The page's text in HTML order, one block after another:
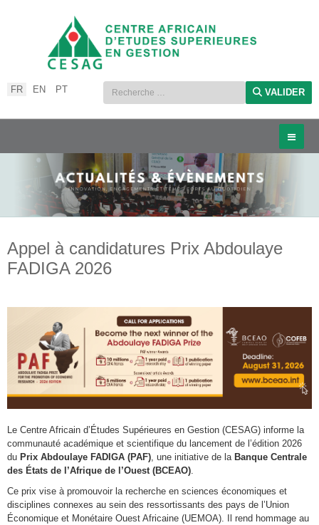
VALIDER
Sélectionnez votre langue
FR EN PT
Appel à candidatures Prix Abdoulaye
FADIGA 2026
Le Centre Africain d’Études Supérieures en Gestion (CESAG) informe la
communauté académique et scientifique du lancement de l’édition 2026
du Prix Abdoulaye FADIGA (PAF) , une initiative de la Banque Centrale
des États de l’Afrique de l’Ouest (BCEAO)
Ce prix vise à promouvoir la recherche en sciences économiques et
disciplines connexes au sein des ressortissants des pays de l’Union
Économique et Monétaire Ouest Africaine (UEMOA). Il rend hommage au